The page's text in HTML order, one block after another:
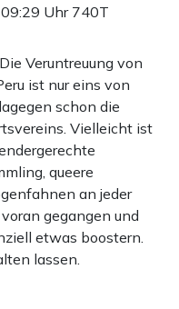
Uhr 740T
Veruntreuung von
ist nur eins von
schon die
Vielleicht ist
queere
an jeder
gegangen und
etwas boostern.
lassen.